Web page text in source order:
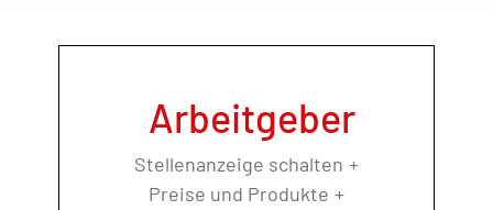
Arbeitgeber
Stellenanzeige schalten
Preise und Produkte